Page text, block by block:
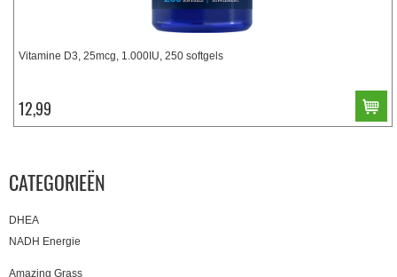
CATEGORIEËN
DHEA
NADH Energie
Amazing Grass
Vitamine D3, 25mcg, 1.000IU, 250 softgels
12,99